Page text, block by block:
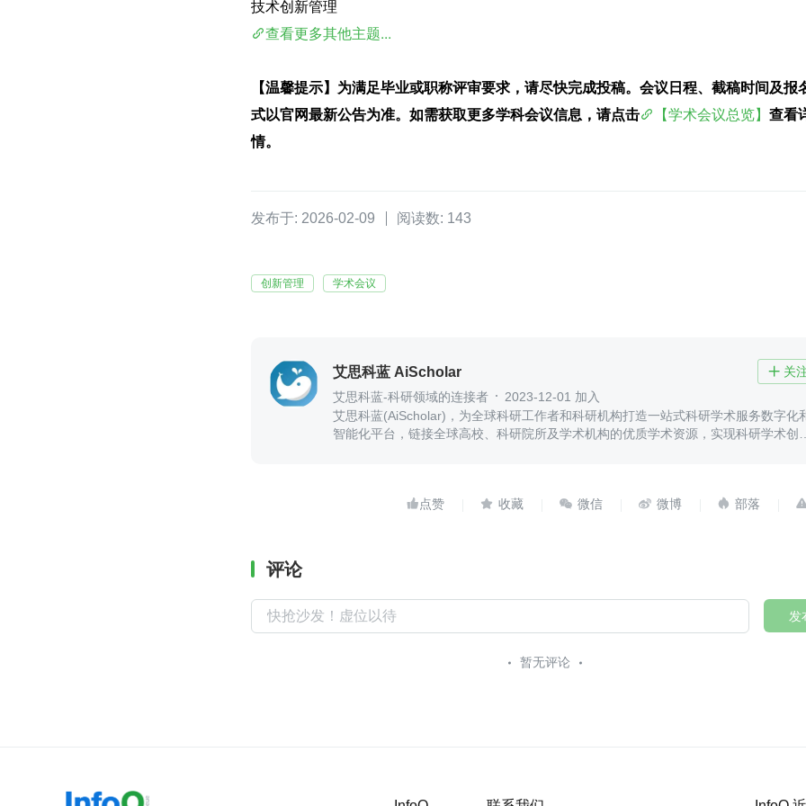
技术创新管理
查看更多其他主题...
【温馨提示】为满足毕业或职称评审要求，请尽快完成投稿。会议日程、截稿时间及报
式以官网最新公告为准。如需获取更多学科会议信息，请点击
【学术会议总览】 查看
情。
发布于: 2026-02-09 阅读数: 143
创新管理 学术会议
艾思科蓝 AiScholar  关
艾思科蓝-科研领域的连接者
2023-12-01 加入
艾思科蓝(AiScholar)，为全球科研工作者和科研机构打造一站式科研学术服务数字化
智能化平台，链接全球高校、科研院所及学术机构的优质学术资源，实现科研学术创
    
评论
发
暂无评论